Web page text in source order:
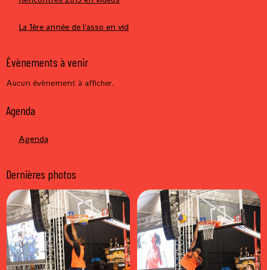
La 1ère année de l'asso en vid
Évènements à venir
Aucun évènement à afficher.
Agenda
Agenda
Dernières photos